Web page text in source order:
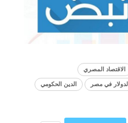
الاقتصاد المصري
الدولار في مصر الدين الحكومي